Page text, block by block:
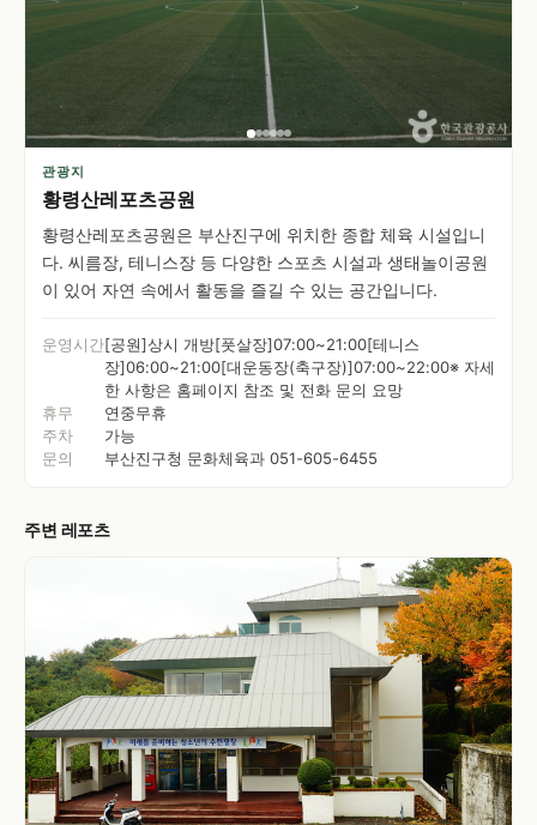
관광지
황령산레포츠공원
황령산레포츠공원은 부산진구에 위치한 종합 체육 시설입니
다. 씨름장, 테니스장 등 다양한 스포츠 시설과 생태놀이공원
이 있어 자연 속에서 활동을 즐길 수 있는 공간입니다.
운영시간[공원]상시 개방[풋살장]07:00~21:00[테니스
장]06:00~21:00[대운동장(축구장)]07:00~22:00※ 자세
한 사항은 홈페이지 참조 및 전화 문의 요망
휴무
연중무휴
주차
가능
문의
부산진구청 문화체육과 051-605-6455
주변 레포츠